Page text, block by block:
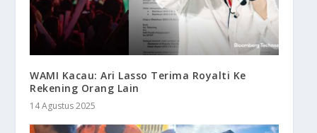
WAMI Kacau: Ari Lasso Terima Royalti Ke
Rekening Orang Lain
14 Agustus 2025